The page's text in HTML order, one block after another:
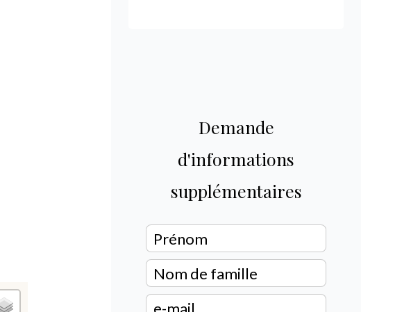
Demande
d'informations
supplémentaires